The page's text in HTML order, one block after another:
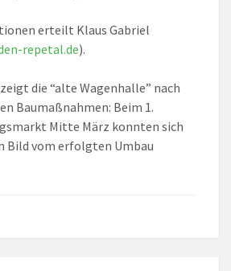
erteilt Klaus Gabriel
repetal.de).
zeigt die “alte Wagenhalle” nach
Baumaßnahmen: Beim 1.
Mitte März konnten sich
Bild vom erfolgten Umbau